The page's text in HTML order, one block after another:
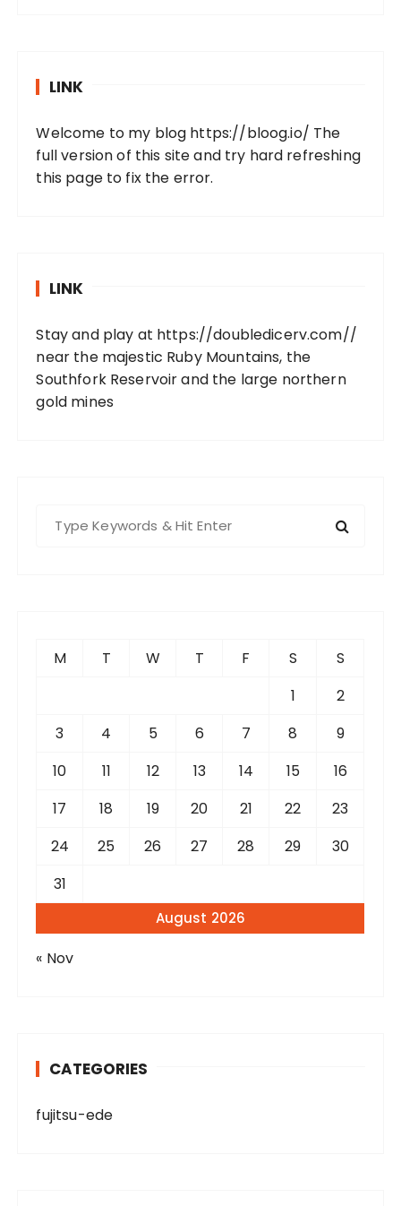
LINK
Welcome to my blog https://bloog.io/ The
full version of this site and try hard refreshing
this page to fix the error.
LINK
Stay and play at https://doubledicerv.com//
near the majestic Ruby Mountains, the
Southfork Reservoir and the large northern
gold mines
August 2026
M T W T F S
S
1
2
3
4 5 6 7 8
9
10
11 12 13 14 15
16
17
18 19 20 21 22
23
24
25 26 27 28 29
30
31
« Nov
CATEGORIES
fujitsu-ede